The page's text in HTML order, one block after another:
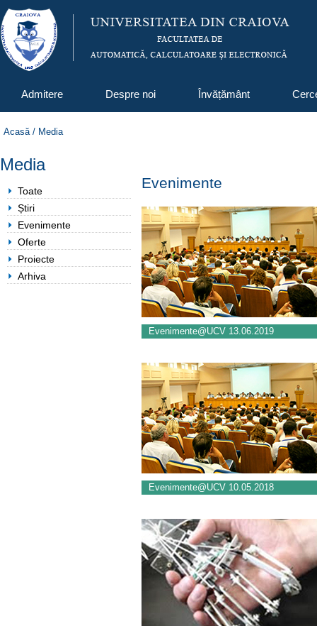
Admitere Despre noi Învățământ
Acasă/ Media
Media
Toate
Știri
Evenimente
Oferte
Proiecte
Arhiva
Evenimente
Evenimente@UCV 13.06.2019
Evenimente@UCV 10.05.2018